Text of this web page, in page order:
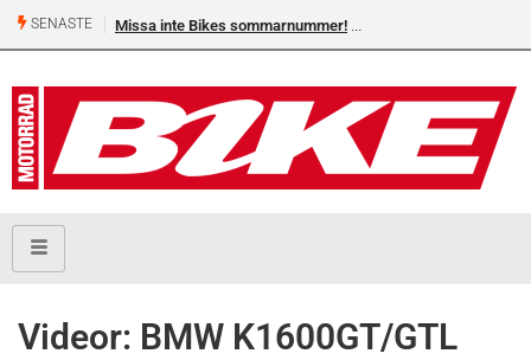
SENASTE Missa inte Bikes sommarnummer!
Videor: BMW K1600GT/GTL